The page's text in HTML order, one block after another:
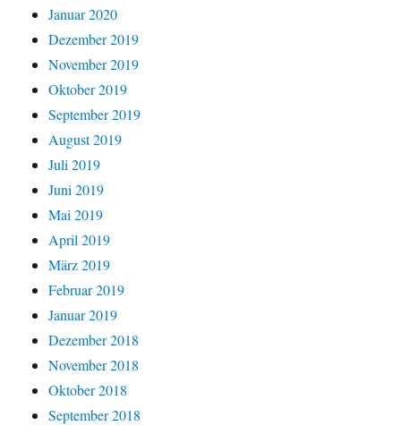
Januar 2020
Dezember 2019
November 2019
Oktober 2019
September 2019
August 2019
Juli 2019
Juni 2019
Mai 2019
April 2019
März 2019
Februar 2019
Januar 2019
Dezember 2018
November 2018
Oktober 2018
September 2018